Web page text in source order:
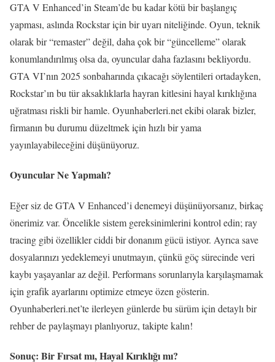
GTA V Enhanced’in Steam’de bu kadar kötü bir başlangıç
yapması, aslında Rockstar için bir uyarı niteliğinde. Oyun, teknik
olarak bir “remaster” değil, daha çok bir “güncelleme” olarak
konumlandırılmış olsa da, oyuncular daha fazlasını bekliyordu.
GTA VI’nın 2025 sonbaharında çıkacağı söylentileri ortadayken,
Rockstar’ın bu tür aksaklıklarla hayran kitlesini hayal kırıklığına
uğratması riskli bir hamle. Oyunhaberleri.net ekibi olarak bizler,
firmanın bu durumu düzeltmek için hızlı bir yama
yayınlayabileceğini düşünüyoruz.
Oyuncular Ne Yapmalı?
Eğer siz de GTA V Enhanced’i denemeyi düşünüyorsanız, birkaç
önerimiz var. Öncelikle sistem gereksinimlerini kontrol edin; ray
tracing gibi özellikler ciddi bir donanım gücü istiyor. Ayrıca save
dosyalarınızı yedeklemeyi unutmayın, çünkü göç sürecinde veri
kaybı yaşayanlar az değil. Performans sorunlarıyla karşılaşmamak
için grafik ayarlarını optimize etmeye özen gösterin.
Oyunhaberleri.net’te ilerleyen günlerde bu sürüm için detaylı bir
rehber de paylaşmayı planlıyoruz, takipte kalın!
Sonuç: Bir Fırsat mı, Hayal Kırıklığı mı?